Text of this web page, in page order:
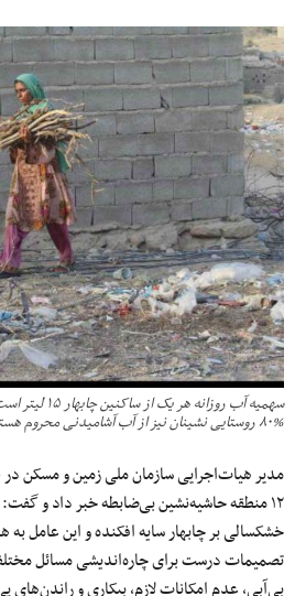
سهمیه آب روزانه هر یک از ساکنین چابهار ۱۵ لیتر است.
۸۰% روستایی نشینان نیز از آب آشامیدنی محروم هستند.
مدیر هیات‌اجرایی سازمان ملی زمین و مسکن در
۱۲ منطقه حاشیه‌نشین بی‌ضابطه خبر داد و
خشکسالی بر چابهار سایه افکنده و این عامل به
تصمیمات درست برای چاره‌اندیشی مسائل
بی‌آبی، عدم امکانات لازم، بیکاری و